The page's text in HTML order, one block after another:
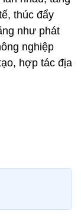
thúc đẩy
như phát
nghiệp
hợp tác địa